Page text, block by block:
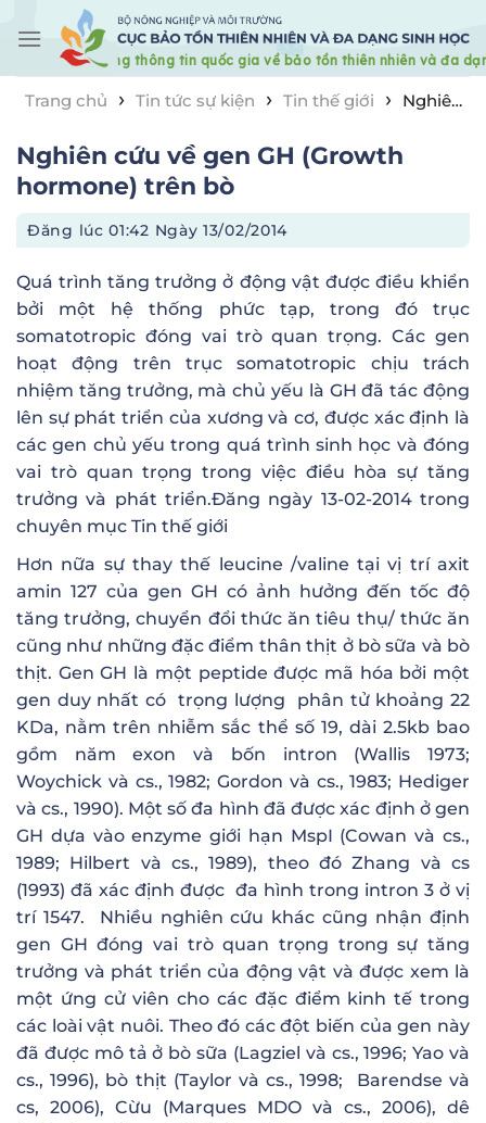
content
Trang chủ
› Tin tức sự kiện › Tin thế giới ›
Nghiên
Nghiên cứu về gen GH (Growth
hormone) trên bò
Đăng lúc01:42 Ngày 13/02/2014
Quá trình tăng trưởng ở động vật được điều khiển
bởi một hệ thống phức tạp, trong đó trục
somatotropic đóng vai trò quan trọng. Các gen
hoạt động trên trục somatotropic chịu trách
nhiệm tăng trưởng, mà chủ yếu là GH đã tác động
lên sự phát triển của xương và cơ, được xác định là
các gen chủ yếu trong quá trình sinh học và đóng
vai trò quan trọng trong việc điều hòa sự tăng
trưởng và phát triển.Đăng ngày 13-02-2014trong
chuyên mục Tin thế giới
Hơn nữa sự thay thế leucine /valine tại vị trí axit
amin 127 của gen GH có ảnh hưởng đến tốc độ
tăng trưởng, chuyển đổi thức ăn tiêu thụ/ thức ăn
cũng như những đặc điểm thân thịt ở bò sữa và bò
thịt. Gen GH là một peptide được mã hóa bởi một
gen duy nhất có trọng lượng phân tử khoảng 22
KDa, nằm trên nhiễm sắc thể số 19, dài 2.5kb bao
gồm năm exon và bốn intron (Wallis 1973;
Woychick và cs., 1982; Gordon và cs., 1983; Hediger
và cs., 1990). Một số đa hình đã được xác định ở gen
GH dựa vào enzyme giới hạn MspI (Cowan và cs.,
1989; Hilbert và cs., 1989), theo đó Zhang và cs
(1993) đã xác định được đa hình trong intron 3 ở vị
trí 1547. Nhiều nghiên cứu khác cũng nhận định
gen GH đóng vai trò quan trọng trong sự tăng
trưởng và phát triển của động vật và được xem là
một ứng cử viên cho các đặc điểm kinh tế trong
các loài vật nuôi. Theo đó các đột biến của gen này
đã được mô tả ở bò sữa (Lagziel và cs., 1996; Yao và
cs., 1996), bò thịt (Taylor và cs., 1998; Barendse và
cs, 2006), Cừu (Marques MDO và cs., 2006), dê